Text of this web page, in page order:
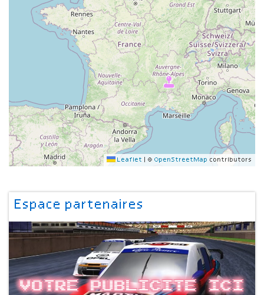
Leaflet © OpenStreetMap contributors
Espace partenaires
Votre publicite ici